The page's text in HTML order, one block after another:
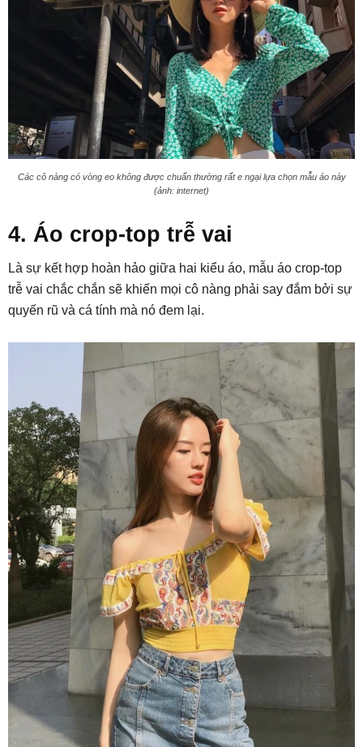
Các cô nàng có vòng eo không được chuẩn thường rất e ngại lựa chọn mẫu áo này
(ảnh: internet)
4. Áo crop-top trễ vai
Là sự kết hợp hoàn hảo giữa hai kiểu áo, mẫu áo crop-top
trễ vai chắc chắn sẽ khiến mọi cô nàng phải say đắm bởi sự
quyến rũ và cá tính mà nó đem lại.